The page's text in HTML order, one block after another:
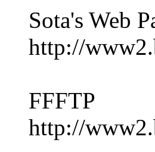
Sota's Web
http://
FFFTP
http://